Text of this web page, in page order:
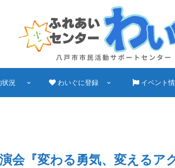
況 わいぐに登録 イベント
会『変わる勇気、変えるア